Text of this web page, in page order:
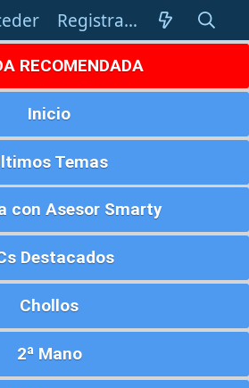
Registrarse
RECOMENDADA
Inicio
Temas
con Asesor Smarty
Destacados
Chollos
2ª Mano